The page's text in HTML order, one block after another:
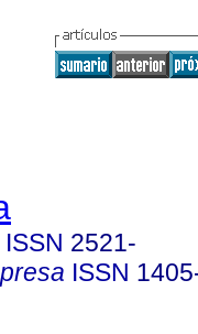
ISSN 2521-
ISSN